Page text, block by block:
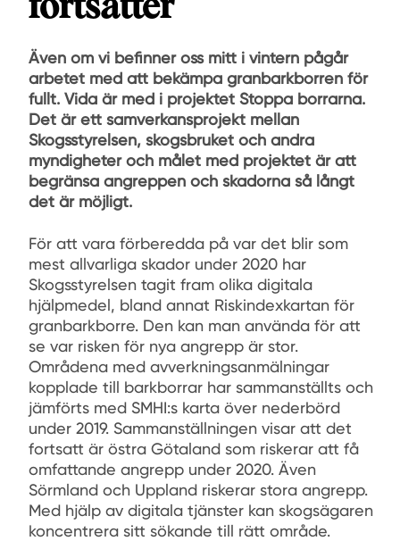
fortsätter
Även om vi befinner oss mitt i vintern pågår
arbetet med att bekämpa granbarkborren för
fullt. Vida är med i projektet Stoppa borrarna.
Det är ett samverkansprojekt mellan
Skogsstyrelsen, skogsbruket och andra
myndigheter och målet med projektet är att
begränsa angreppen och skadorna så långt
det är möjligt.
För att vara förberedda på var det blir som
mest allvarliga skador under 2020 har
Skogsstyrelsen tagit fram olika digitala
hjälpmedel, bland annat Riskindexkartan för
granbarkborre. Den kan man använda för att
se var risken för nya angrepp är stor.
Områdena med avverkningsanmälningar
kopplade till barkborrar har sammanställts och
jämförts med SMHI:s karta över nederbörd
under 2019. Sammanställningen visar att det
fortsatt är östra Götaland som riskerar att få
omfattande angrepp under 2020. Även
Sörmland och Uppland riskerar stora angrepp.
Med hjälp av digitala tjänster kan skogsägaren
koncentrera sitt sökande till rätt område.